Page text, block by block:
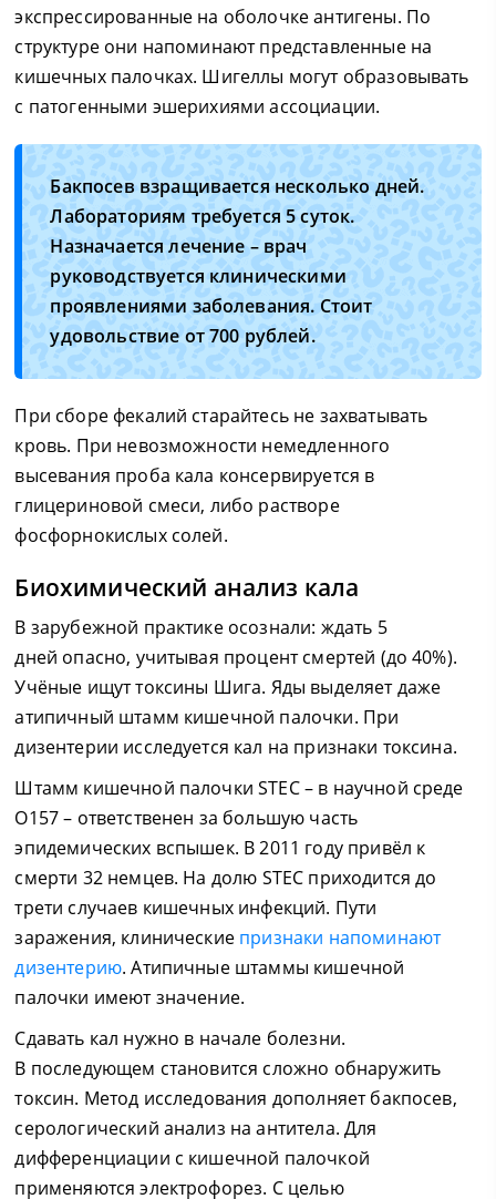
экспрессированные на оболочке антигены. По
структуре они напоминают представленные на
кишечных палочках. Шигеллы могут образовывать
с патогенными эшерихиями ассоциации.
Бакпосев взращивается несколько дней.
Лабораториям требуется 5 суток.
Назначается лечение – врач
руководствуется клиническими
проявлениями заболевания. Стоит
удовольствие от 700 рублей.
При сборе фекалий старайтесь не захватывать
кровь. При невозможности немедленного
высевания проба кала консервируется в
глицериновой смеси, либо растворе
фосфорнокислых солей.
Биохимический анализ кала
В зарубежной практике осознали: ждать 5
дней опасно, учитывая процент смертей (до 40%).
Учёные ищут токсины Шига. Яды выделяет даже
атипичный штамм кишечной палочки. При
дизентерии исследуется кал на признаки токсина.
Штамм кишечной палочки STEC – в научной среде
О157 – ответственен за большую часть
эпидемических вспышек. В 2011 году привёл к
смерти 32 немцев. На долю STEC приходится до
трети случаев кишечных инфекций. Пути
заражения, клинические признаки напоминают
дизентерию. Атипичные штаммы кишечной
палочки имеют значение.
Сдавать кал нужно в начале болезни.
В последующем становится сложно обнаружить
токсин. Метод исследования дополняет бакпосев,
серологический анализ на антитела. Для
дифференциации с кишечной палочкой
применяются электрофорез. С целью